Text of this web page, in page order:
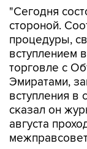
"Сегодня
стороной.
процедуры,
вступлением
торговле с
Эмиратами,
вступления в
сказал он
августа